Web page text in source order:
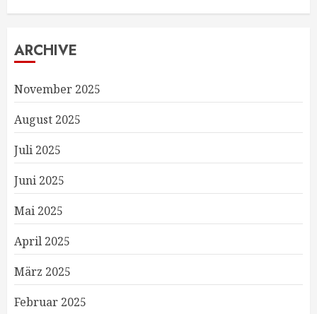
ARCHIVE
November 2025
August 2025
Juli 2025
Juni 2025
Mai 2025
April 2025
März 2025
Februar 2025